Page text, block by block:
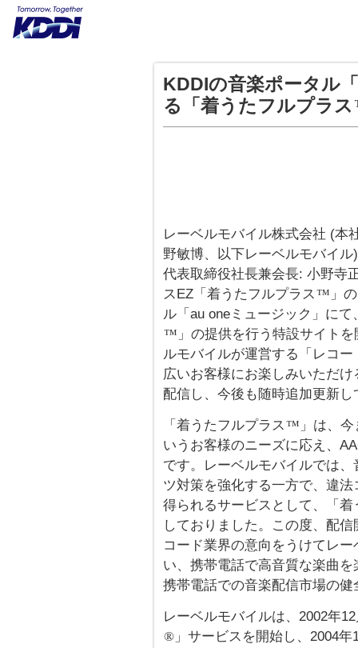
KDDIの音楽ポータル
る「着うたフルプラス
レーベルモバイル株式会社 (本
野敏博、以下レーベルモバイ
代表取締役社長兼会長: 小野寺
スEZ「着うたフルプラス™ 」
ル「au oneミュージック」に
™ 」の提供を行う特設サイト
ルモバイルが運営する「レコ
広いお客様にお楽しみいただ
配信し、今後も随時追加更新
「着うたフルプラス™ 」は、
いうお客様のニーズに応え、
です。レーベルモバイルでは
ツ対策を強化する一方で、違
得られるサービスとして、「着
しておりました。この度、配
コード業界の意向をうけてレ
い、携帯電話で高音質な楽曲
携帯電話での音楽配信市場の
レーベルモバイルは、2002年
®」サービスを開始し、2004